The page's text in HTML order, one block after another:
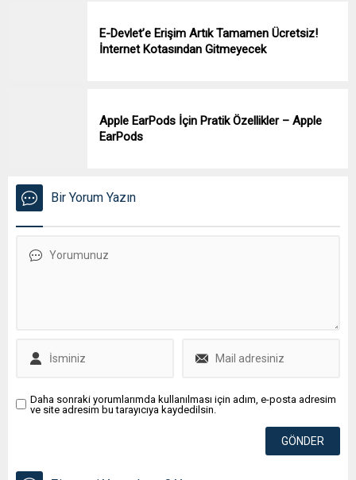
E-Devlet’e Erişim Artık Tamamen Ücretsiz!
İnternet Kotasından Gitmeyecek
Apple EarPods İçin Pratik Özellikler – Apple
EarPods
Bir Yorum Yazın
Daha sonraki yorumlarımda kullanılması için adım, e-posta adresim
ve site adresim bu tarayıcıya kaydedilsin.